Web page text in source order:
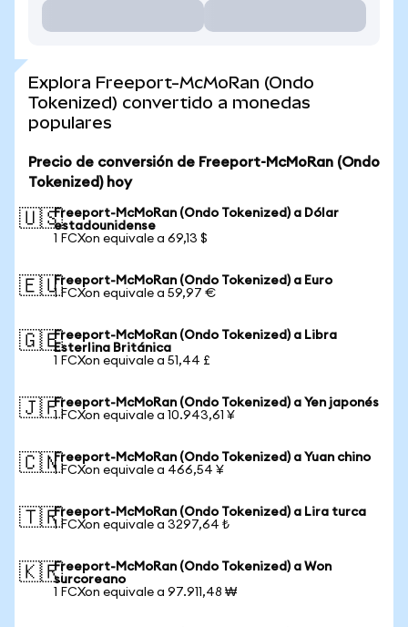
Explora Freeport-McMoRan (Ondo
Tokenized) convertido a monedas
populares
Precio de conversión de Freeport-McMoRan (Ondo
Tokenized) hoy
🇺🇸Freeport-McMoRan (Ondo Tokenized) a Dólar
estadounidense
1 FCXon equivale a 69,13 $
🇪🇺Freeport-McMoRan (Ondo Tokenized) a Euro
1 FCXon equivale a 59,97 €
🇬🇧Freeport-McMoRan (Ondo Tokenized) a Libra
Esterlina Británica
1 FCXon equivale a 51,44 £
🇯🇵Freeport-McMoRan (Ondo Tokenized) a Yen japonés
1 FCXon equivale a 10.943,61 ¥
🇨🇳Freeport-McMoRan (Ondo Tokenized) a Yuan chino
1 FCXon equivale a 466,54 ¥
🇹🇷Freeport-McMoRan (Ondo Tokenized) a Lira turca
1 FCXon equivale a 3297,64 ₺
🇰🇷Freeport-McMoRan (Ondo Tokenized) a Won
surcoreano
1 FCXon equivale a 97.911,48 ₩